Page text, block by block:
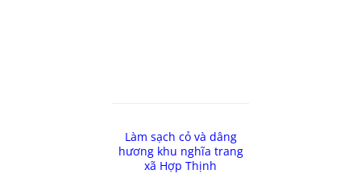
Làm sạch cỏ và dâng
hương khu nghĩa trang
xã Hợp Thịnh